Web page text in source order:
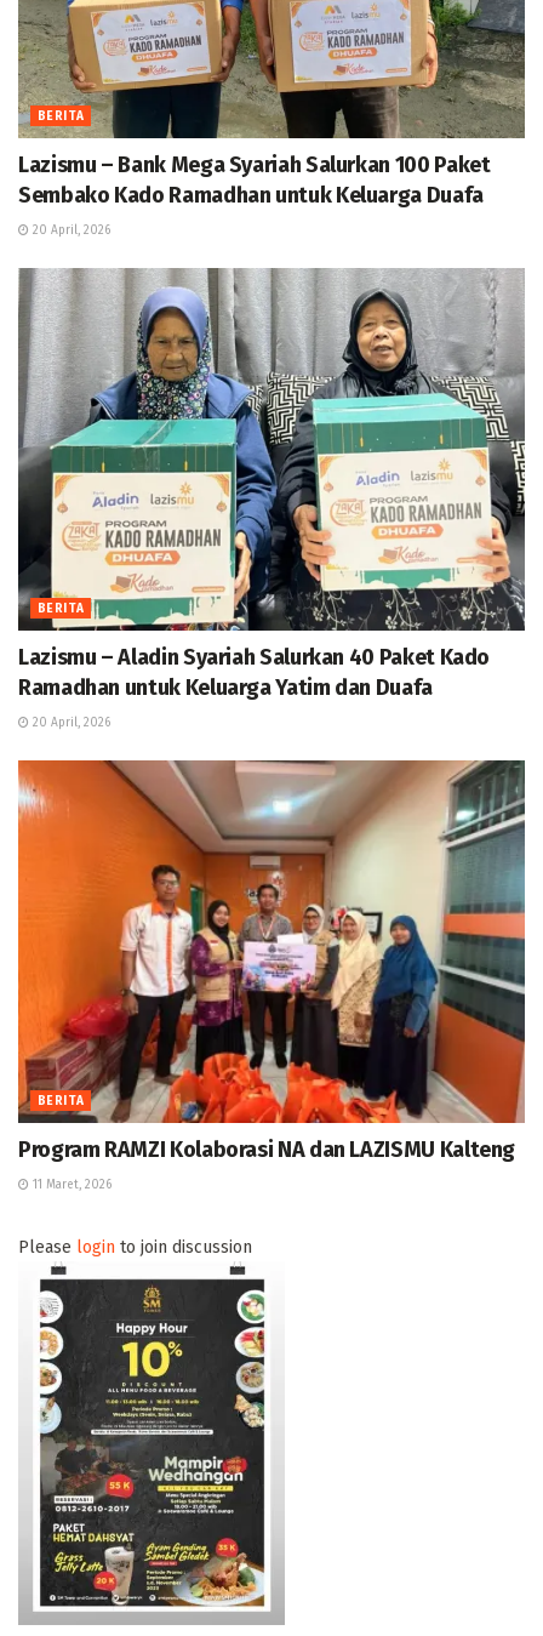
BERITA
Lazismu – Bank Mega Syariah Salurkan 100 Paket
Sembako Kado Ramadhan untuk Keluarga Duafa
20 April, 2026
BERITA
Lazismu – Aladin Syariah Salurkan 40 Paket Kado
Ramadhan untuk Keluarga Yatim dan Duafa
20 April, 2026
BERITA
Program RAMZI Kolaborasi NA dan LAZISMU Kalteng
11 Maret, 2026
Please login to join discussion